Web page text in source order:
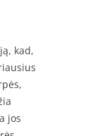
kad,
jos